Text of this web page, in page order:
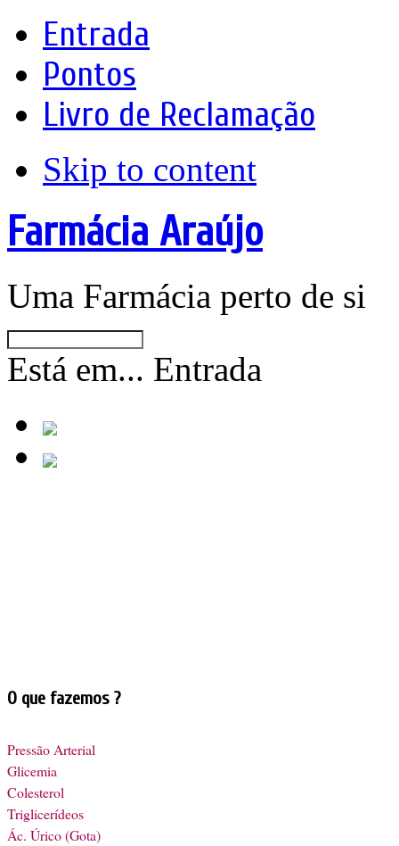
Entrada
Pontos
Livro de Reclamação
Skip to content
Farmácia Araújo
Uma Farmácia perto de si
Está em... Entrada
O que fazemos ?
Pressão Arterial
Glicemia
Colesterol
Triglicerídeos
Ác. Úrico (Gota)